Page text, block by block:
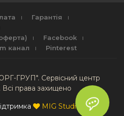
Гарантія
Facebook
канал Pinterest
ГРУП". Сервісний центр
Всі права захищено
MIG Studio